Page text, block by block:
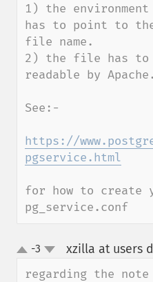
1) the
has to point to the
file name.
2) the file has to
readable by Apache.
See:-
https://
pgservice.html
for how to create
pg_service.conf
up-3 xzilla at users
regarding the note